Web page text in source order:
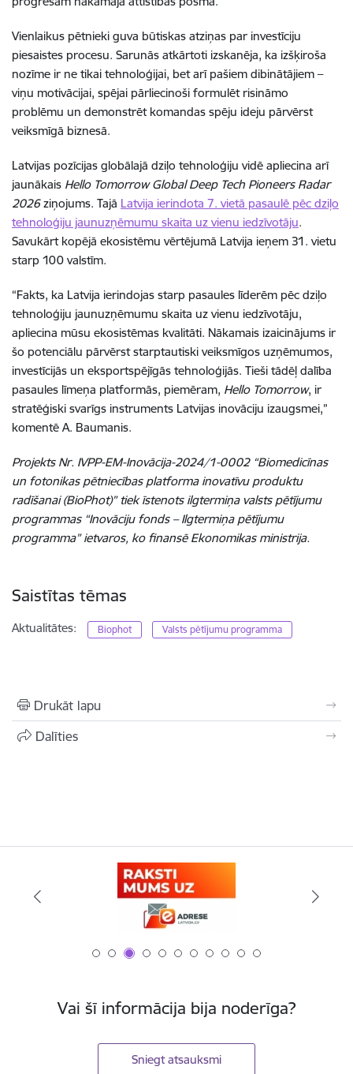
Vienlaikus pētnieki guva būtiskas atziņas par investīciju
piesaistes procesu. Sarunās atkārtoti izskanēja, ka izšķiroša
nozīme ir ne tikai tehnoloģijai, bet arī pašiem dibinātājiem –
viņu motivācijai, spējai pārliecinoši formulēt risināmo
problēmu un demonstrēt komandas spēju ideju pārvērst
veiksmīgā biznesā.
Latvijas pozīcijas globālajā dziļo tehnoloģiju vidē apliecina arī
jaunākais Hello Tomorrow Global Deep Tech Pioneers Radar
2026ziņojums. Tajā Latvija ierindota 7. vietā pasaulē pēc dziļo
tehnoloģiju jaunuzņēmumu skaita uz vienu iedzīvotāju.
Savukārt kopējā ekosistēmu vērtējumā Latvija ieņem 31. vietu
starp 100 valstīm.
“Fakts, ka Latvija ierindojas starp pasaules līderēm pēc dziļo
tehnoloģiju jaunuzņēmumu skaita uz vienu iedzīvotāju,
apliecina mūsu ekosistēmas kvalitāti. Nākamais izaicinājums ir
šo potenciālu pārvērst starptautiski veiksmīgos uzņēmumos,
investīcijās un eksportspējīgās tehnoloģijās. Tieši tādēļ dalība
pasaules līmeņa platformās, piemēram, Hello Tomorrow, ir
stratēģiski svarīgs instruments Latvijas inovāciju izaugsmei,”
komentē A. Baumanis.
Projekts Nr. IVPP-EM-Inovācija-2024/1-0002 “Biomedicīnas
un fotonikas pētniecības platforma inovatīvu produktu
radīšanai (BioPhot)” tiek īstenots ilgtermiņa valsts pētījumu
programmas “Inovāciju fonds – Ilgtermiņa pētījumu
programma” ietvaros, ko finansē Ekonomikas ministrija.
Saistītas tēmas
Aktualitātes: Biophot Valsts pētījumu programma
Drukāt lapu
Dalīties
Vai šī informācija bija noderīga?
Sniegt atsauksmi